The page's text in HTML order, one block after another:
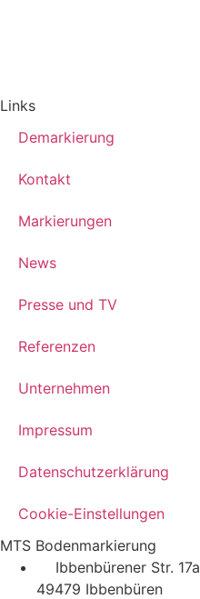
Links
Demarkierung
Kontakt
Markierungen
News
Presse und TV
Referenzen
Unternehmen
Impressum
Datenschutzerklärung
Cookie-Einstellungen
MTS Bodenmarkierung
Ibbenbürener Str. 17a
49479 Ibbenbüren